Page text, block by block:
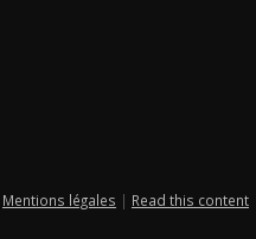
Mentions légales | Read this content